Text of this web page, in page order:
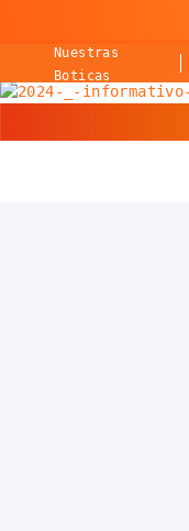
Nuestras
Boticas
Mifarma